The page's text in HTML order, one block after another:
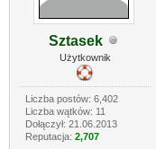
Sztasek
Użytkownik
Liczba postów: 6,402
Liczba wątków: 11
Dołączył: 21.06.2013
Reputacja: 2,707